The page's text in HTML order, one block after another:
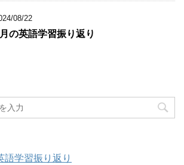
08/22
の英語学習振り返り
語学習振り返り